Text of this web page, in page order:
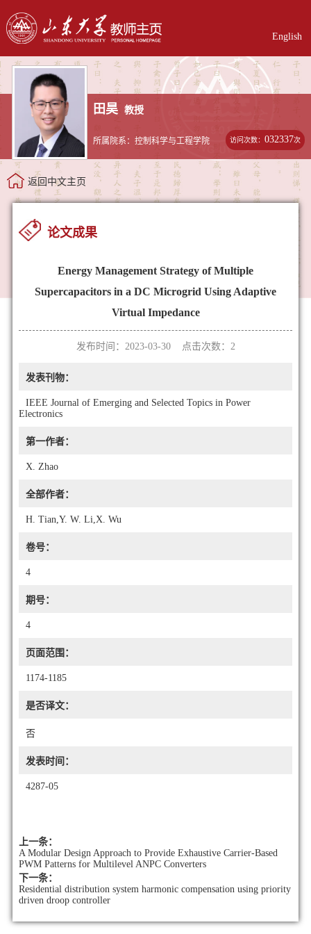
English
田昊 教授
所属院系：控制科学与工程学院 访问次数：032337次
返回中文主页
论文成果
Energy Management Strategy of Multiple
Supercapacitors in a DC Microgrid Using Adaptive
Virtual Impedance
发布时间：2023-03-30 点击次数： 2
发表刊物：
IEEE Journal of Emerging and Selected Topics in Power
Electronics
第一作者：
X. Zhao
全部作者：
H. Tian,Y. W. Li,X. Wu
卷号：
4
期号：
4
页面范围：
1174-1185
是否译文：
否
发表时间：
4287-05
上一条：
A Modular Design Approach to Provide Exhaustive Carrier-Based
PWM Patterns for Multilevel ANPC Converters
下一条：
Residential distribution system harmonic compensation using priority
driven droop controller